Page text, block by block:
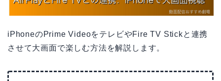
iPhoneのPrime VideoをテレビやFire TV Stickと連携
させて大画面で楽しむ方法を解説します。